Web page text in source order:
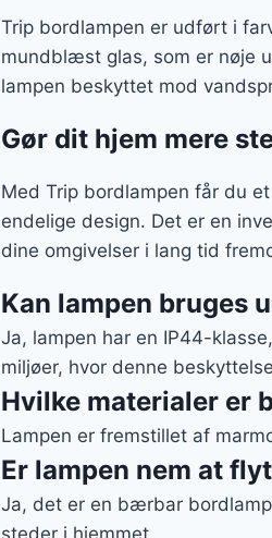
Trip bordlampen er udført i
mundblæst glas, som er nøje
lampen beskyttet mod
Gør dit hjem mere
Med Trip bordlampen får du
endelige design. Det er en
dine omgivelser i lang tid
Kan lampen bruges
Ja, lampen har en IP44-
miljøer, hvor denne
Hvilke materialer er
Lampen er fremstillet af
Er lampen nem at
Ja, det er en bærbar